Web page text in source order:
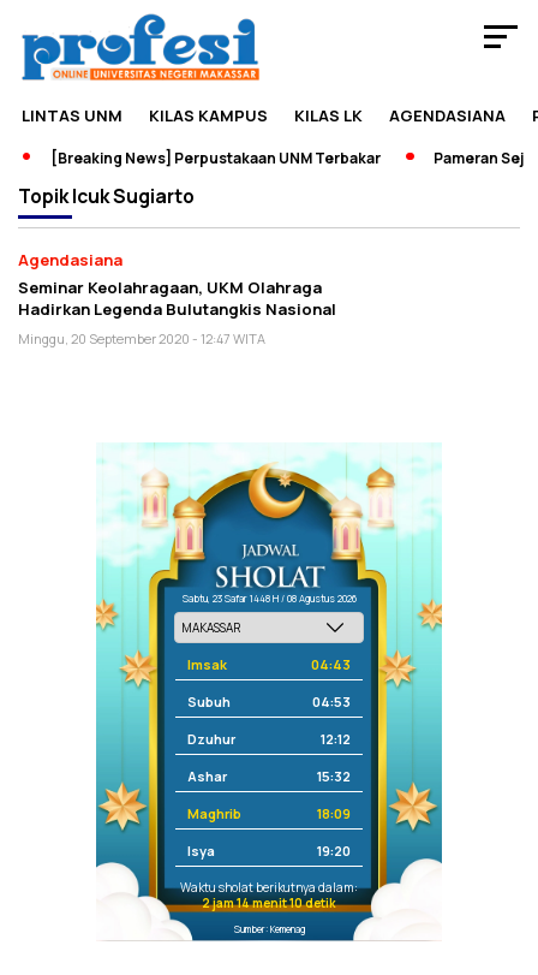
LINTAS UNM KILAS KAMPUS KILAS LK AGENDASIANA
[Breaking News] Perpustakaan UNM Terbakar Pameran
TopikIcuk Sugiarto
Agendasiana
Seminar Keolahragaan, UKM Olahraga
Hadirkan Legenda Bulutangkis Nasional
Minggu, 20 September 2020 - 12:47 WITA
Sabtu, 23 Safar 1448 H / 08 Agustus 2026
Imsak 04:43
Subuh 04:53
Dzuhur 12:12
Ashar 15:32
Maghrib 18:09
Isya 19:20
Waktu sholat berikutnya dalam:
2 jam 14 menit 10 detik
Sumber: Kemenag